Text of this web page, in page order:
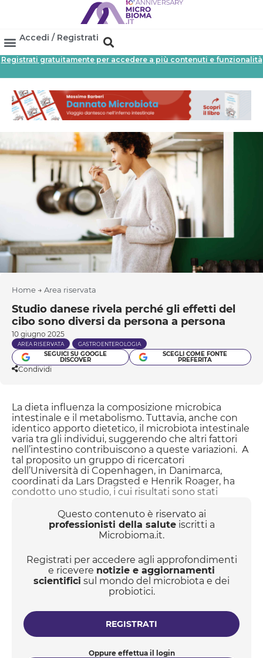
Accedi / Registrati
Registrati gratuitamente per accedere a più contenuti e funzionalità
Home → Area riservata
Studio danese rivela perché gli effetti del
cibo sono diversi da persona a persona
10 giugno 2025
AREA RISERVATA GASTROENTEROLOGIA
SEGUICI SU GOOGLE
DISCOVER
SCEGLI COME FONTE
PREFERITA
Condividi
La dieta influenza la composizione microbica
intestinale e il metabolismo. Tuttavia, anche con
identico apporto dietetico, il microbiota intestinale
varia tra gli individui, suggerendo che altri fattori
nell’intestino contribuiscono a queste variazioni. A
tal proposito un gruppo di ricercatori
dell’Università di Copenhagen, in Danimarca,
coordinati da Lars Dragsted e Henrik Roager, ha
condotto uno studio, i cui risultati sono stati
indagare quali fattori, fisiologici e ambientali, siano
determinanti per la composizione del microbiota
intestinale umano. Fluttuazioni quotidiane del
Questo contenuto è riservato ai
professionisti della saluteiscritti a
Microbioma.it.
Registrati per accedere agli approfondimenti
e ricevere notizie e aggiornamenti
scientifici sul mondo del microbiota e dei
probiotici.
REGISTRATI
Oppure effettua il login